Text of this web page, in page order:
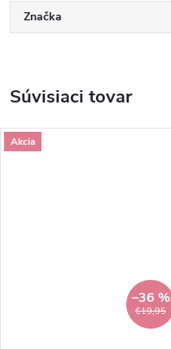
Značka
Súvisiaci tovar
Akcia
€19,95
–36 %